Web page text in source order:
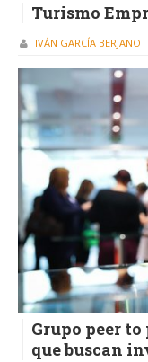
Turismo
IVÁN GARCÍA BERJANO
Grupo peer
que buscan